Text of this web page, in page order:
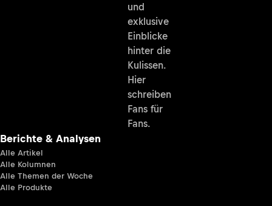
und
exklusive
Einblicke
hinter die
Kulissen.
Hier
schreiben
Fans für
Fans.
Berichte & Analysen
Alle Artikel
Alle Kolumnen
Alle Themen der Woche
Alle Produkte